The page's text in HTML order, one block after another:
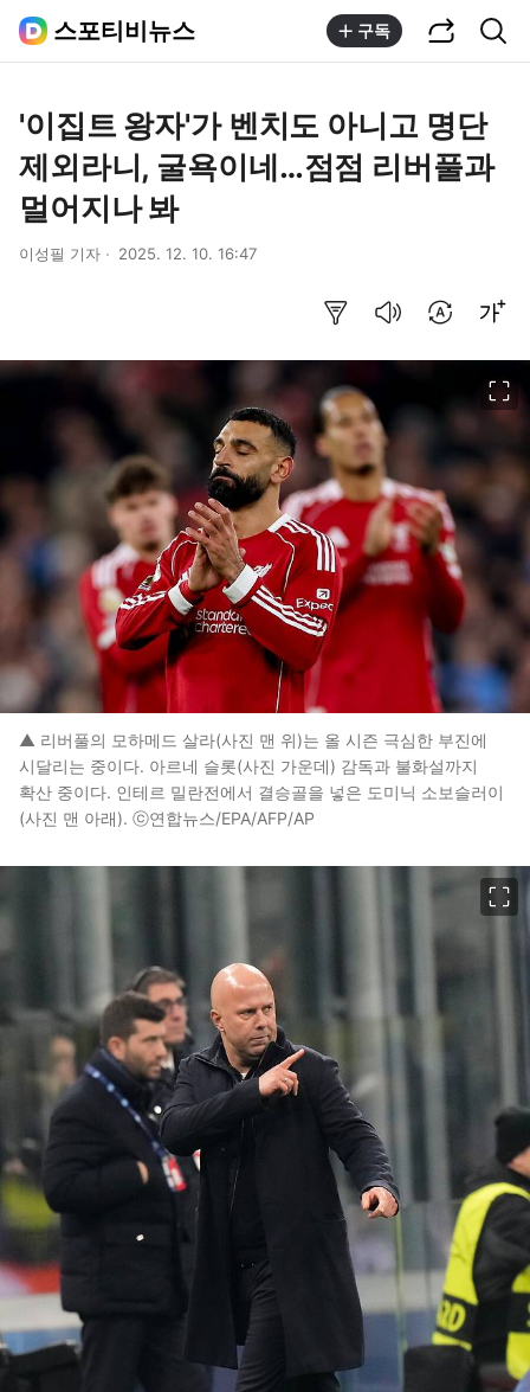
스포티비뉴스 구독
'이집트 왕자'가 벤치도 아니고 명단
제외라니, 굴욕이네…점점 리버풀과
멀어지나 봐
이성필 기자 2025. 12. 10. 16:47
▲ 리버풀의 모하메드 살라(사진 맨 위)는 올 시즌 극심한 부진에
시달리는 중이다. 아르네 슬롯(사진 가운데) 감독과 불화설까지
확산 중이다. 인테르 밀란전에서 결승골을 넣은 도미닉 소보슬러이
(사진 맨 아래). ⓒ연합뉴스/EPA/AFP/AP